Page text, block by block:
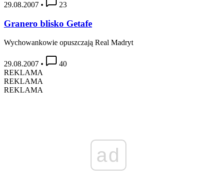
29.08.2007 • 23
Granero blisko Getafe
Wychowankowie opuszczają Real Madryt
29.08.2007 •
40
REKLAMA
REKLAMA
REKLAMA
ad